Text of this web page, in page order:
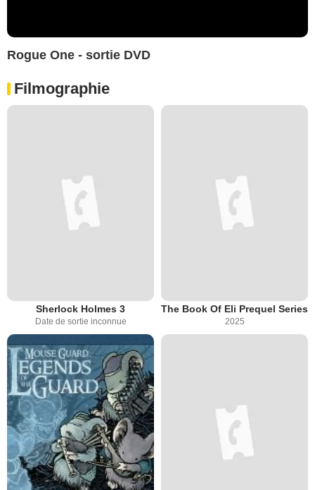
Rogue One - sortie DVD
Filmographie
Sherlock Holmes 3
Date de sortie inconnue
The Book Of Eli Prequel Series
2025